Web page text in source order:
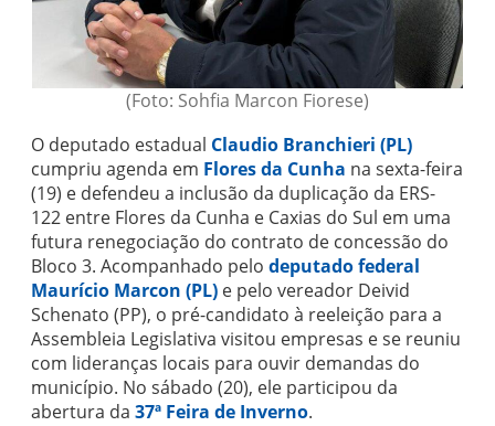
(Foto: Sohfia Marcon Fiorese)
O deputado estadual Claudio Branchieri (PL)
cumpriu agenda em Flores da Cunha na sexta-feira
(19) e defendeu a inclusão da duplicação da ERS-
122 entre Flores da Cunha e Caxias do Sul em uma
futura renegociação do contrato de concessão do
Bloco 3. Acompanhado pelo deputado federal
Maurício Marcon (PL) e pelo vereador Deivid
Schenato (PP), o pré-candidato à reeleição para a
Assembleia Legislativa visitou empresas e se reuniu
com lideranças locais para ouvir demandas do
município. No sábado (20), ele participou da
abertura da 37ª Feira de Inverno.